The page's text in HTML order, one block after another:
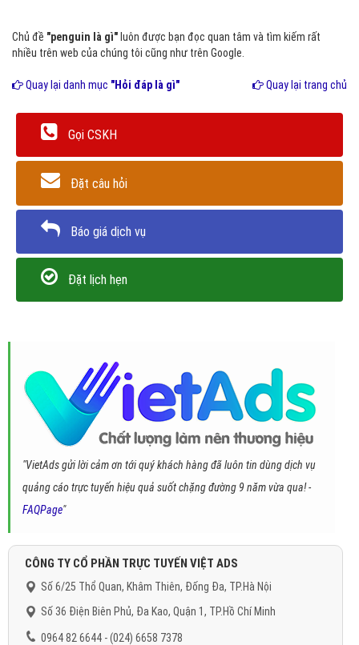
Chủ đề "penguin là gì" luôn được bạn đọc quan tâm và tìm kiếm rất
nhiều trên web của chúng tôi cũng như trên Google.
Quay lại danh mục "Hỏi đáp là gì" Quay lại trang chủ
Gọi CSKH
Đặt câu hỏi
Báo giá dịch vụ
Đặt lịch hẹn
"VietAds gửi lời cảm ơn tới quý khách hàng đã luôn tin dùng dịch vụ
quảng cáo trực tuyến hiệu quả suốt chặng đường 9 năm vừa qua! -
FAQPage"
CÔNG TY CỔ PHẦN TRỰC TUYẾN VIỆT ADS
Số 6/25 Thổ Quan, Khâm Thiên, Đống Đa, TP.Hà Nội
Số 36 Điện Biên Phủ, Đa Kao, Quận 1, TP.Hồ Chí Minh
0964 82 6644 - (024) 6658 7378